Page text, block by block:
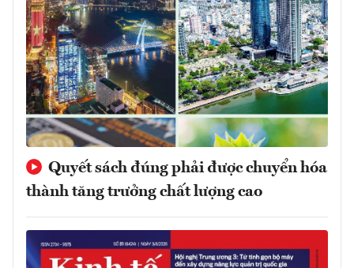
Quyết sách đúng phải được chuyển hóa
thành tăng trưởng chất lượng cao